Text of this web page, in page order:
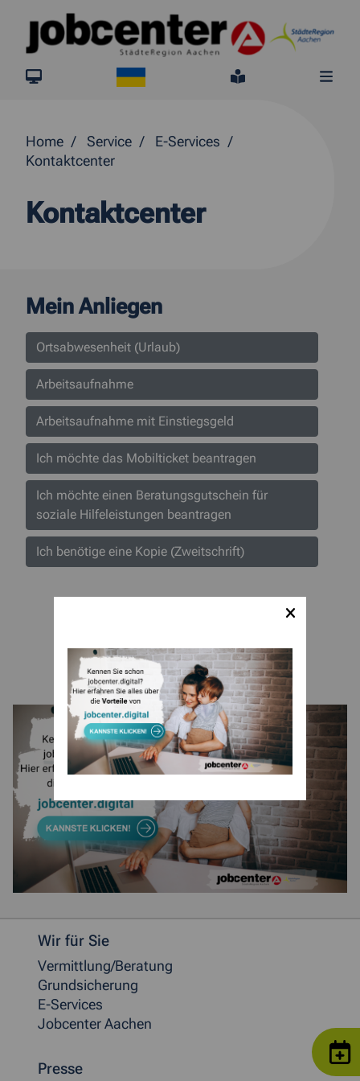
Springe direkt zum Inhalt
jobcenter.digital
Leichte
Home Service
E-Services
Kontaktcenter
Kontaktcenter
Mein Anliegen
Ortsabwesenheit (Urlaub)
Arbeitsaufnahme
Arbeitsaufnahme mit Einstiegsgeld
Ich möchte das Mobilticket beantragen
Ich möchte einen Beratungsgutschein für
soziale Hilfeleistungen beantragen
Ich benötige eine Kopie (Zweitschrift)
Weitere allgemeine Informationen
Wir für Sie
Vermittlung/Beratung
Grundsicherung
E-Services
Jobcenter Aachen
Presse